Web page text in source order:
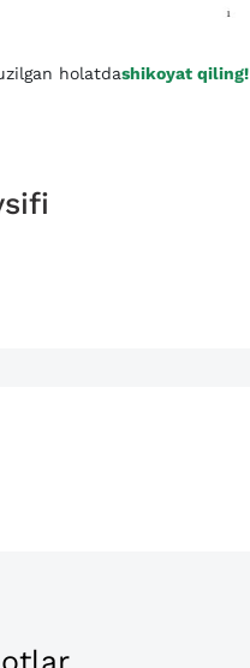
holatdashikoyat qiling!